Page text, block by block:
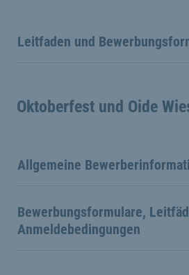
Leitfaden und
Oktoberfest und Oide
Allgemeine
Bewerbungsformulare,
Anmeldebedingungen